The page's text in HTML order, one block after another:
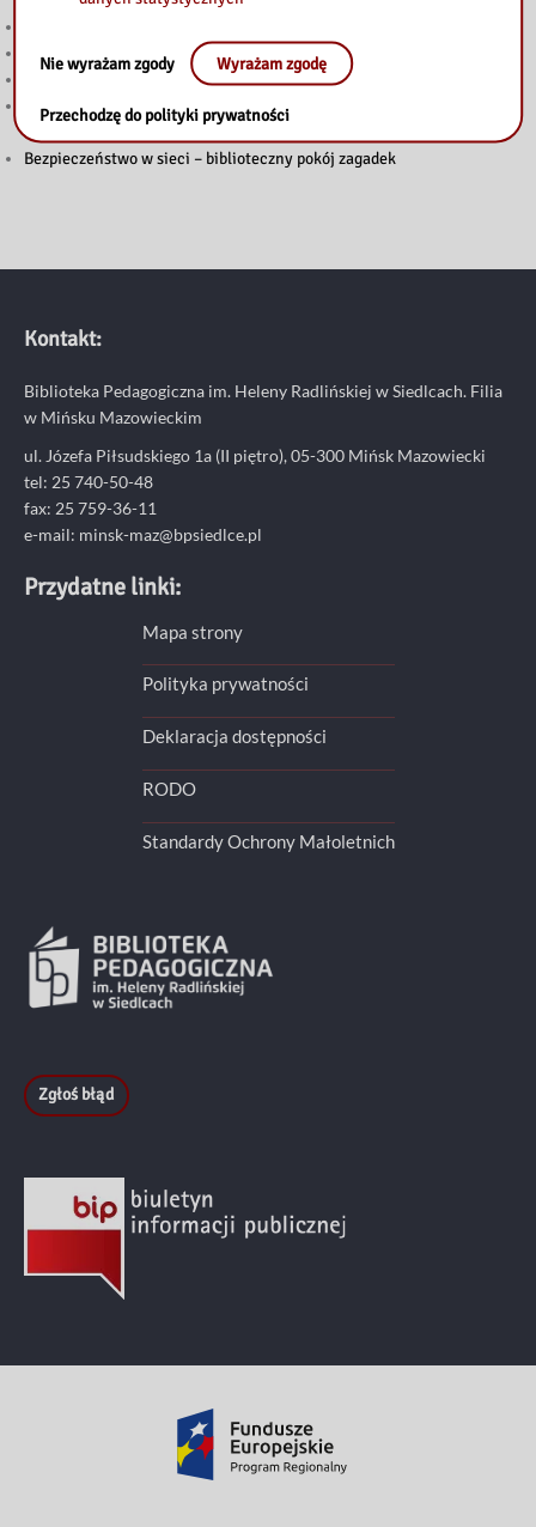
Wakacje z książką w bibliotece
Wakacyjne spotkanie z nowymi technologiami w bibliotece
Kreatywne warsztaty w Domu Dziennego Pobytu w Mińsku
Mazowieckim
Bezpieczeństwo w sieci – biblioteczny pokój zagadek
Kontakt:
Biblioteka Pedagogiczna im. Heleny Radlińskiej w Siedlcach. Filia
w Mińsku Mazowieckim
ul. Józefa Piłsudskiego 1a (II piętro), 05-300 Mińsk Mazowiecki
tel: 25 740-50-48
fax: 25 759-36-11
e-mail: minsk-maz@bpsiedlce.pl
Przydatne linki:
Mapa strony
Polityka prywatności
Deklaracja dostępności
RODO
Standardy Ochrony Małoletnich
Zgłoś błąd
Nie wyrażam zgody Wyrażam zgodę
Przechodzę do polityki prywatności